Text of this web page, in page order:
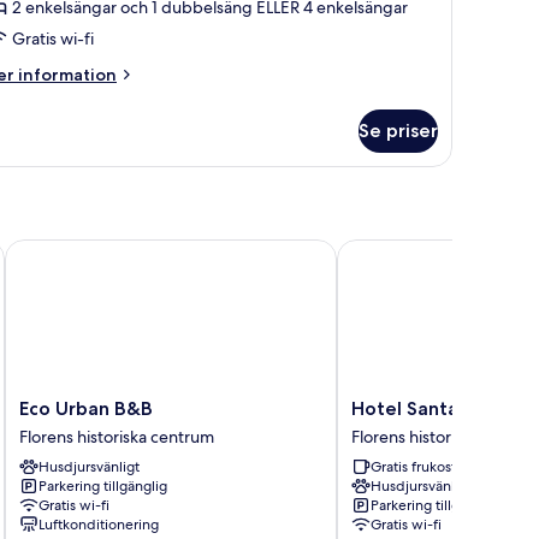
2 enkelsängar och 1 dubbelsäng ELLER 4 enkelsängar
Gratis wi-fi
information
Se priser
Eco
Urban
B&B
Florens
historiska
centrum
Eco Urban B&B
Florens historiska centrum
Husdjursvänligt
Parkering tillgänglig
Gratis wi-fi
Luftkonditionering
Eco Urban B&B
Hotel
Santa
Maria
Novella
Florens
historiska
Hotel Santa Maria
Florens historiska
Gratis frukost
Husdjursvänligt
Parkering tillgänglig
Gratis wi-fi
Hotel Santa Maria